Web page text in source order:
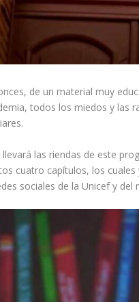
de un material muy
todos los miedos y las
llevará las riendas de este
cuatro capítulos, los
sociales de la Unicef y